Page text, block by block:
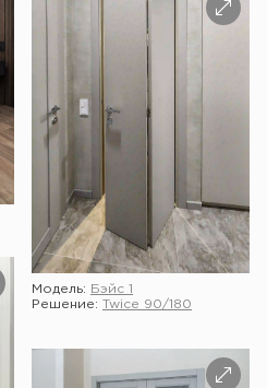
Модель:
Бэйс 1
Решение: Twice 90/180